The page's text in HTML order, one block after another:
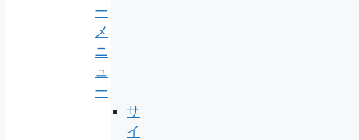
ー
メ
ニ
ュ
ー
サ
イ